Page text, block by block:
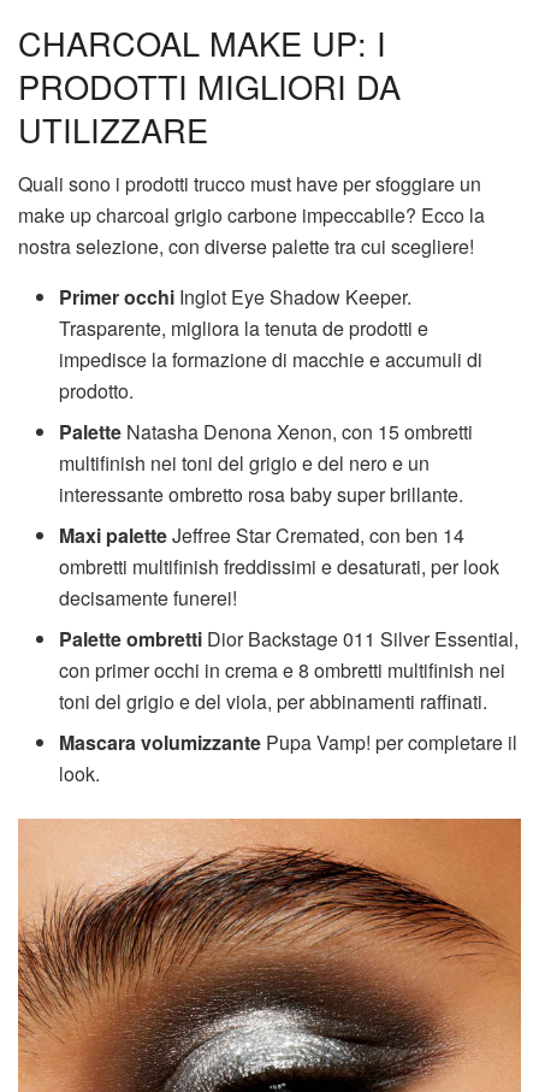
CHARCOAL MAKE UP: I
PRODOTTI MIGLIORI DA
UTILIZZARE
Quali sono i prodotti trucco must have per sfoggiare un
make up charcoal grigio carbone impeccabile? Ecco la
nostra selezione, con diverse palette tra cui scegliere!
Primer occhi Inglot Eye Shadow Keeper.
Trasparente, migliora la tenuta de prodotti e
impedisce la formazione di macchie e accumuli di
prodotto.
Palette Natasha Denona Xenon, con 15 ombretti
multifinish nei toni del grigio e del nero e un
interessante ombretto rosa baby super brillante.
Maxi paletteJeffree Star Cremated, con ben 14
ombretti multifinish freddissimi e desaturati, per look
decisamente funerei!
Palette ombretti Dior Backstage 011 Silver Essential,
con primer occhi in crema e 8 ombretti multifinish nei
toni del grigio e del viola, per abbinamenti raffinati.
Mascara volumizzante Pupa Vamp! per completare il
look.